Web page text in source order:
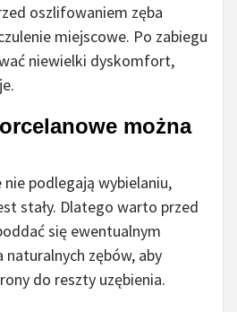
oszlifowaniem zęba
miejscowe. Po zabiegu
niewielki dyskomfort,
można
podlegają wybielaniu,
stały. Dlatego warto przed
się ewentualnym
zębów, aby
do reszty uzębienia.